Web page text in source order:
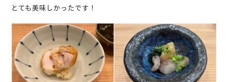
とても美味しかったです！